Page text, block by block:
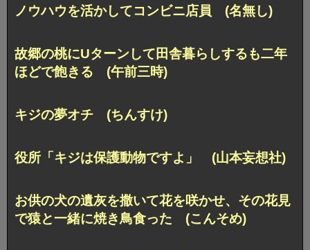
ノウハウを活かしてコンビニ店員 (名無し)
故郷の桃にUターンして田舎暮らしするも二年
ほどで飽きる (午前三時)
キジの夢オチ (ちんすけ)
役所「キジは保護動物ですよ」 (山本妄想社)
お供の犬の遺灰を撒いて花を咲かせ、 その花見
で猿と一緒に焼き鳥食った (こんそめ)